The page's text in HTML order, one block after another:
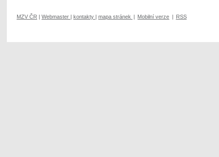
MZV ČR | Webmaster | kontakty | mapa stránek | Mobilní verze | RSS